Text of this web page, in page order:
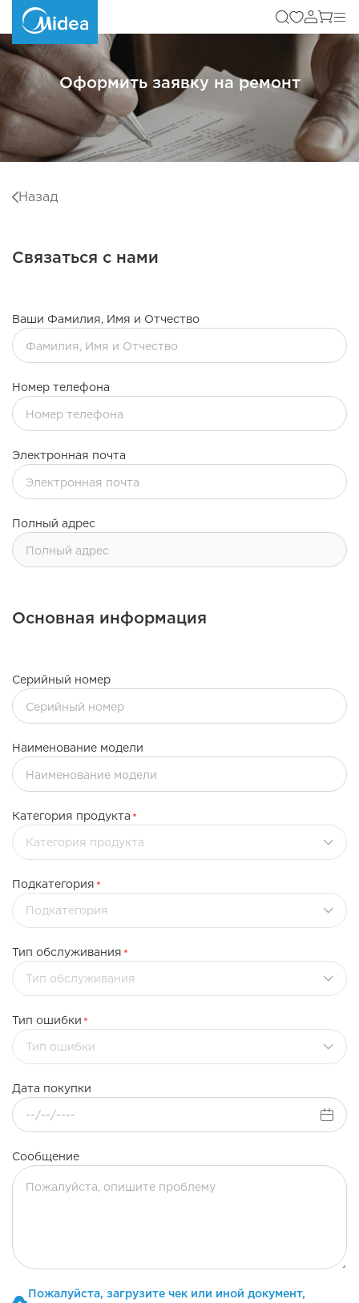
Оформить заявку на ремонт
Назад
Связаться с нами
Ваши Фамилия, Имя и Отчество
Номер телефона
Электронная почта
Полный адрес
Основная информация
Серийный номер
Наименование модели
Категория продукта
Категория продукта
Подкатегория
Подкатегория
Тип обслуживания
Тип обслуживания
Тип ошибки
Тип ошибки
Дата покупки
Сообщение
Пожалуйста, загрузите чек или иной документ,